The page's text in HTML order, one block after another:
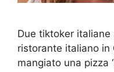
Due tiktoker
ristorante italiano in
mangiato una pizza